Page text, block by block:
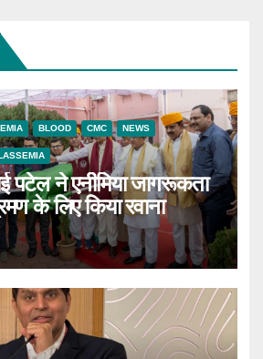
BLOOD CMC NEWS
पटेल ने एनीमिया जागरूकता
के लिए किया रवाना